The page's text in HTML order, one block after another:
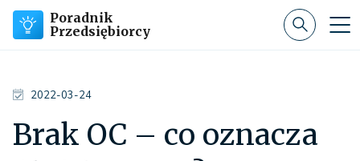
Poradnik
Przedsiębiorcy
2022-03-24
Brak OC – co oznacza